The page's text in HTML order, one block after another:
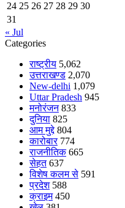
24 25 26 27 28 29 30
31
« Jul
Categories
राष्ट्रीय 5,062
उत्तराखण्ड 2,070
New-delhi 1,079
Uttar Pradesh 945
मनोरंजन 833
दुनिया 825
आम मुद्दे 804
कारोबार 774
राजनीतिक 665
सेहत 637
विशेष कलम से 591
प्रदेश 588
क्राइम 450